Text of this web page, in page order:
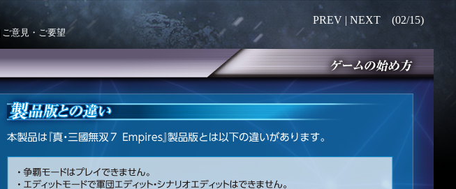
PREV | NEXT (02/15)
ご意見・ご要望